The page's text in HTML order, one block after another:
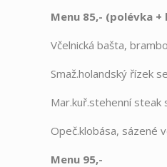
Menu 85,- (polévka +
Včelnická bašta,
Smaž.holandský řízek
Mar.kuř.stehenní steak
Opeč.klobása, sázené
Menu 95,-